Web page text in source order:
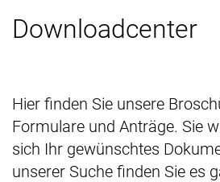
Downloadcenter
Hier finden Sie unsere
Formulare und Anträge. Sie
sich Ihr gewünschtes
unserer Suche finden Sie es